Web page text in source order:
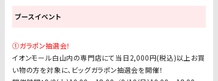
ブースイベント
①ガラポン抽選会！
イオンモール白山内の専門店にて当日2,000円(税込)以上お買
い物の方を対象に、ビッグガラポン抽選会を開催！